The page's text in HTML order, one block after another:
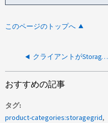
このページのトップへ
クライアントがStorageGRIDにファイルをアップロードする際のHTTP 405エラー
おすすめの記事
タグ
product-categories:storagegrid